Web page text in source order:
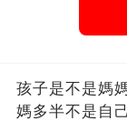
孩子是不是媽
媽多半不是自